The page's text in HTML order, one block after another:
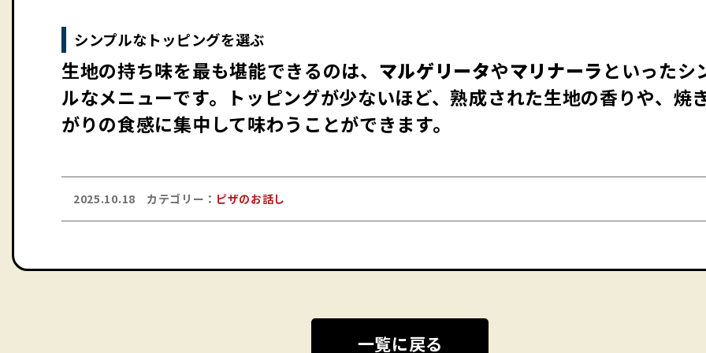
シンプルなトッピングを選ぶ
生地の持ち味を最も堪能できるのは、 マルゲリータやマリナーラ といったシ
ルなメニューです。トッピングが少ないほど、熟成された生地の香りや、焼
がりの食感に集中して味わうことができます。
2025.10.18 カテゴリー： ピザのお話し
一覧に戻る